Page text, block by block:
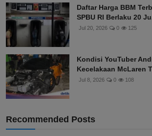
Daftar Harga BBM
SPBU RI Berlaku 20
Jul 20, 2026 0 125
Kondisi YouTuber
Kecelakaan McLaren
Jul 8, 2026 0 108
Recommended Posts